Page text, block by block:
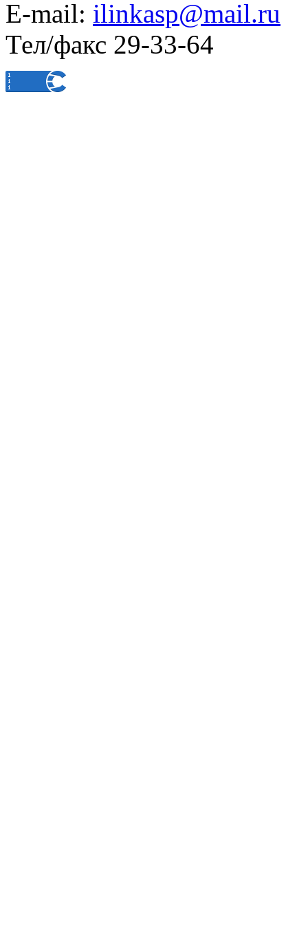
E-mail: ilinkasp@mail.ru
Тел/факс 29-33-64